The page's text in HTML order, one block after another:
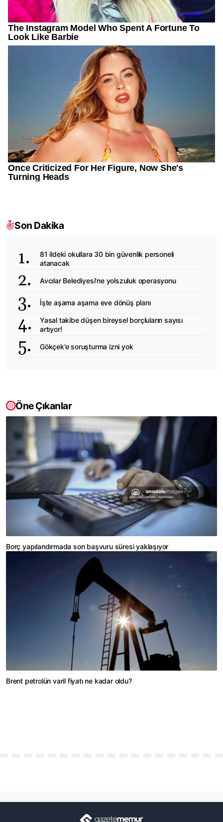
Son Dakika
81 ildeki okullara 30 bin güvenlik personeli
atanacak
Avcılar Belediyesi'ne yolszuluk operasyonu
İşte aşama aşama eve dönüş planı
Yasal takibe düşen bireysel borçluların sayısı
artıyor!
Gökçek’e soruşturma izni yok
Öne Çıkanlar
Borç yapılandırmada son başvuru süresi yaklaşıyor
Brent petrolün varil fiyatı ne kadar oldu?